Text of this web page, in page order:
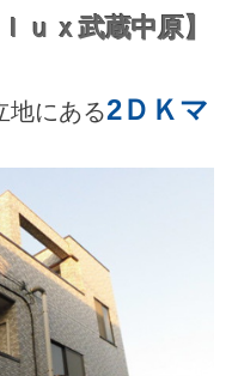
ｕｘ武蔵中原】
地にある2ＤＫ マ